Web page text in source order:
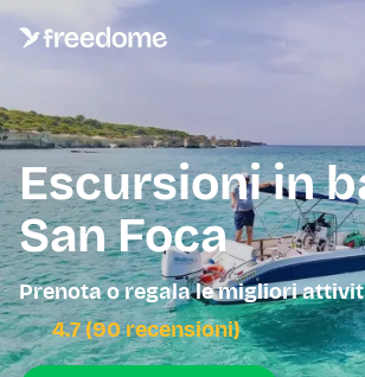
Escursioni in
San Foca
Prenota o regala le migliori
4.7 (90 recensioni)